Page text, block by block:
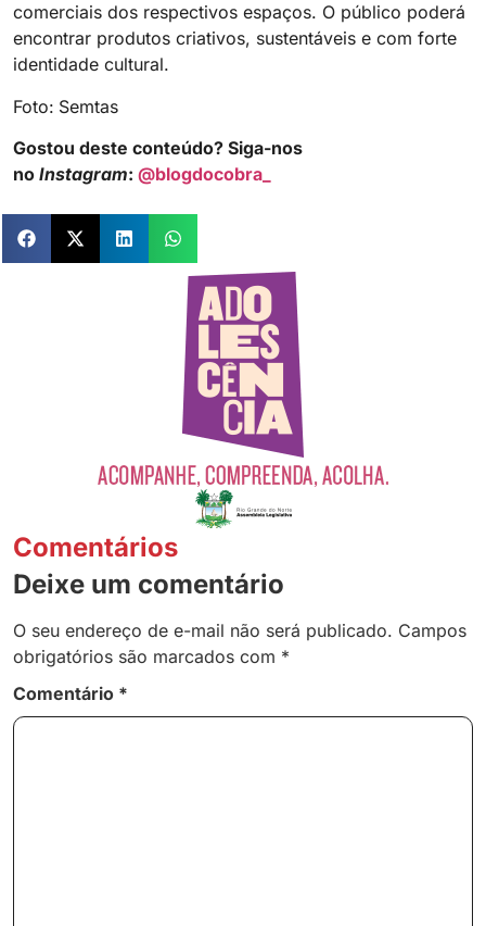
comerciais dos respectivos espaços. O público poderá
encontrar produtos criativos, sustentáveis e com forte
identidade cultural.
Foto: Semtas
Gostou deste conteúdo? Siga-nos
no Instagram: @blogdocobra_
Comentários
Deixe um comentário
O seu endereço de e-mail não será publicado. Campos
obrigatórios são marcados com *
Comentário *